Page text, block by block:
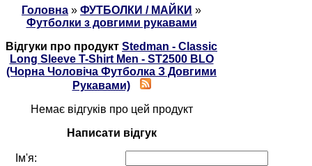
Головна » ФУТБОЛКИ / МАЙКИ »
Футболки з довгими рукавами
Відгуки про продукт Stedman - Classic
Long Sleeve T-Shirt Men - ST2500 BLO
(Чорна Чоловіча Футболка З Довгими
Рукавами)
Немає відгуків про цей продукт
Написати відгук
Ім'я: